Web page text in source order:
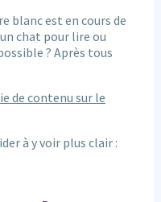
blanc est en cours de
chat pour lire ou
? Après tous
de contenu sur le
à y voir plus clair :